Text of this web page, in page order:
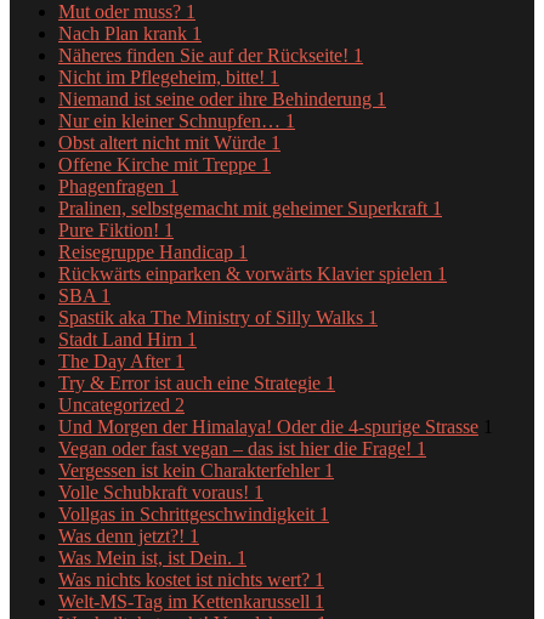
Mut oder muss? 1
Nach Plan krank 1
Näheres finden Sie auf der Rückseite! 1
Nicht im Pflegeheim, bitte! 1
Niemand ist seine oder ihre Behinderung 1
Nur ein kleiner Schnupfen… 1
Obst altert nicht mit Würde 1
Offene Kirche mit Treppe 1
Phagenfragen 1
Pralinen, selbstgemacht mit geheimer Superkraft 1
Pure Fiktion! 1
Reisegruppe Handicap 1
Rückwärts einparken & vorwärts Klavier spielen 1
SBA 1
Spastik aka The Ministry of Silly Walks 1
Stadt Land Hirn 1
The Day After 1
Try & Error ist auch eine Strategie 1
Uncategorized 2
Und Morgen der Himalaya! Oder die 4-spurige Strasse 1
Vegan oder fast vegan – das ist hier die Frage! 1
Vergessen ist kein Charakterfehler 1
Volle Schubkraft voraus! 1
Vollgas in Schrittgeschwindigkeit 1
Was denn jetzt?! 1
Was Mein ist, ist Dein. 1
Was nichts kostet ist nichts wert? 1
Welt-MS-Tag im Kettenkarussell 1